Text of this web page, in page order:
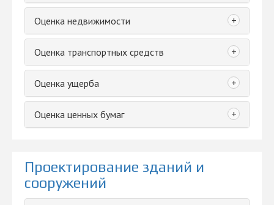
Оценка недвижимости +
Оценка транспортных средств +
Оценка ущерба +
Оценка ценных бумаг +
Проектирование зданий и
сооружений